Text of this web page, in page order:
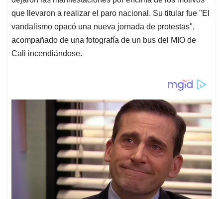
que llevaron a realizar el paro nacional. Su titular fue "El
vandalismo opacó una nueva jornada de protestas",
acompañado de una fotografía de un bus del MIO de
Cali incendiándose.